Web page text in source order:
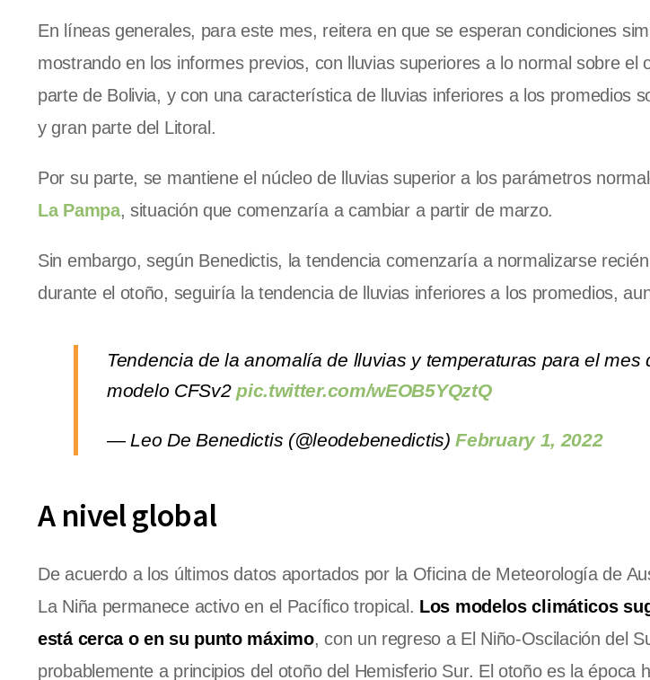
En líneas generales, para este mes, reitera en que se esperan condiciones
mostrando en los informes previos, con lluvias superiores a lo normal sobre el
parte de Bolivia, y con una característica de lluvias inferiores a los promedios
y gran parte del Litoral.
Por su parte, se mantiene el núcleo de lluvias superior a los parámetros
La Pampa, situación que comenzaría a cambiar a partir de marzo.
Sin embargo, según Benedictis, la tendencia comenzaría a normalizarse
durante el otoño, seguiría la tendencia de lluvias inferiores a los promedios,
Tendencia de la anomalía de lluvias y temperaturas para el mes
modelo CFSv2pic.twitter.com/wEOB5YQztQ
— Leo De Benedictis (@leodebenedictis)February 1, 2022
A nivel global
De acuerdo a los últimos datos aportados por la Oficina de Meteorología de
La Niña permanece activo en el Pacífico tropical. Los modelos climáticos
está cerca o en su punto máximo, con un regreso a El Niño-Oscilación del
probablemente a principios del otoño del Hemisferio Sur. El otoño es la época